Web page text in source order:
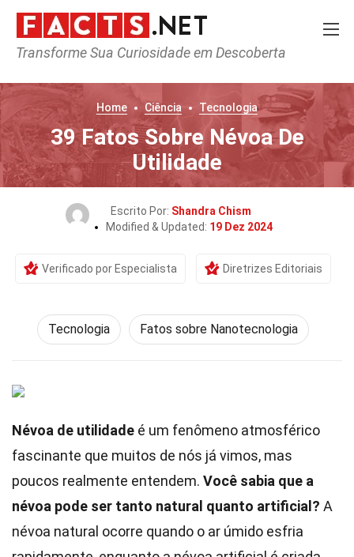
Transforme Sua Curiosidade em Descoberta
Home Ciência Tecnologia
39 Fatos Sobre Névoa De
Utilidade
Escrito Por: Shandra Chism
Modified & Updated: 19 Dez 2024
Verificado por Especialista Diretrizes Editoriais
Tecnologia Fatos sobre Nanotecnologia
Névoa de utilidade é um fenômeno atmosférico
fascinante que muitos de nós já vimos, mas
poucos realmente entendem. Você sabia que a
névoa pode ser tanto natural quanto artificial? A
névoa natural ocorre quando o ar úmido esfria